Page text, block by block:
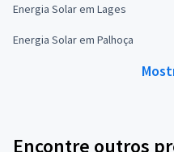
Energia Solar em Lages
Energia Solar em Palhoça
Encontre outros